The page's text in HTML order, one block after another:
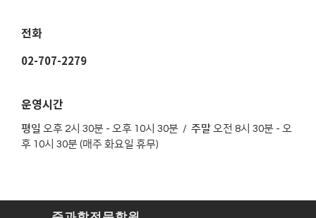
전화
02-707-2279
운영시간
평일 오후 2시 30분 - 오후 10시 30분 / 주말 오전 8시 30분 - 오
후 10시 30분 (매주 화요일 휴무)